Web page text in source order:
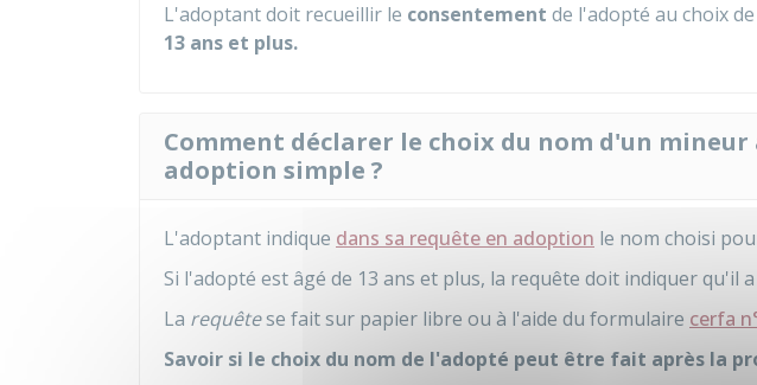
L'adoptant doit recueillir le consentement de l'adopté au choix
13 ans et plus.
Comment déclarer le choix du nom d'un
adoption simple ?
L'adoptant indique dans sa requête en adoption le nom choisi
Si l'adopté est âgé de 13 ans et plus, la requête doit indiquer qu'il
La requêtese fait sur papier libre ou à l'aide du formulaire cerfa
Savoir si le choix du nom de l'adopté peut être fait après la